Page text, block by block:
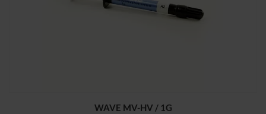
WAVE MV-HV / 1G